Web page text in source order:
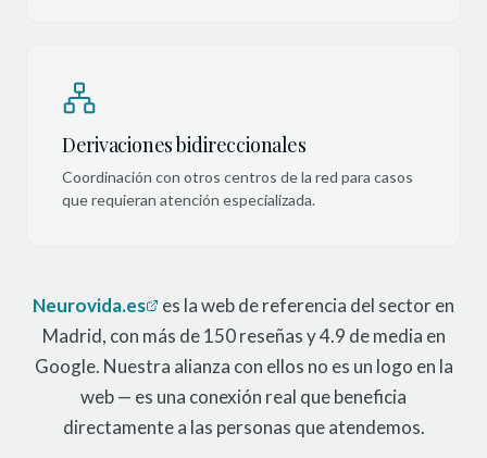
Derivaciones bidireccionales
Coordinación con otros centros de la red para casos
que requieran atención especializada.
Neurovida.es
es la web de referencia del sector en
Madrid, con más de 150 reseñas y 4.9 de media en
Google. Nuestra alianza con ellos no es un logo en la
web — es una conexión real que beneficia
directamente a las personas que atendemos.